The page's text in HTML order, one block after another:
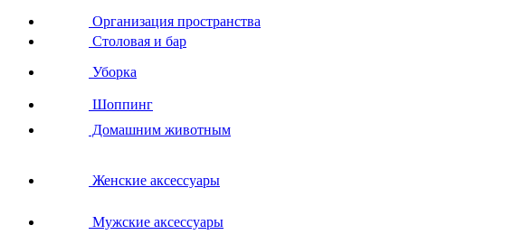
Организация пространства
Столовая и бар
Уборка
Шоппинг
Домашним животным
Женские аксессуары
Мужские аксессуары